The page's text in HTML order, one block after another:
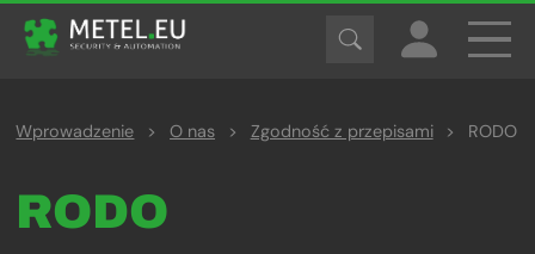
Wprowadzenie > O nas > Zgodność z przepisami > RODO
RODO